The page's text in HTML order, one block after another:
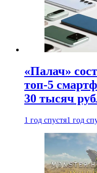
«Палач»
топ-5
30 тысяч
1 год спустя1 год